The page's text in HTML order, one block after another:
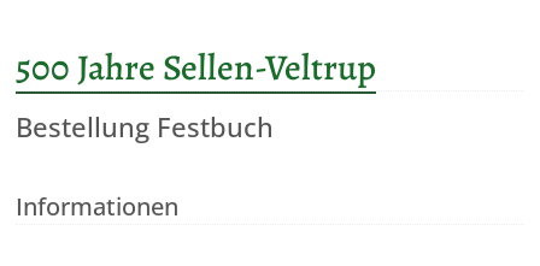
500 Jahre Sellen-Veltrup
Bestellung Festbuch
Informationen